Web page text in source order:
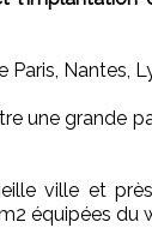
Nantes,
une grande
ville et
équipées du